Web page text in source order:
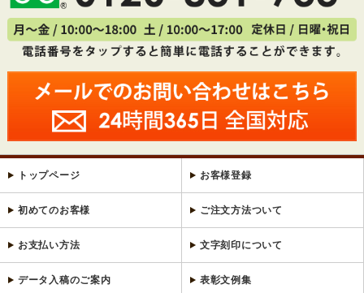
トップページ お客様登録
初めてのお客様 ご注文方法ついて
お支払い方法 文字刻印について
データ入稿のご案内 表彰文例集